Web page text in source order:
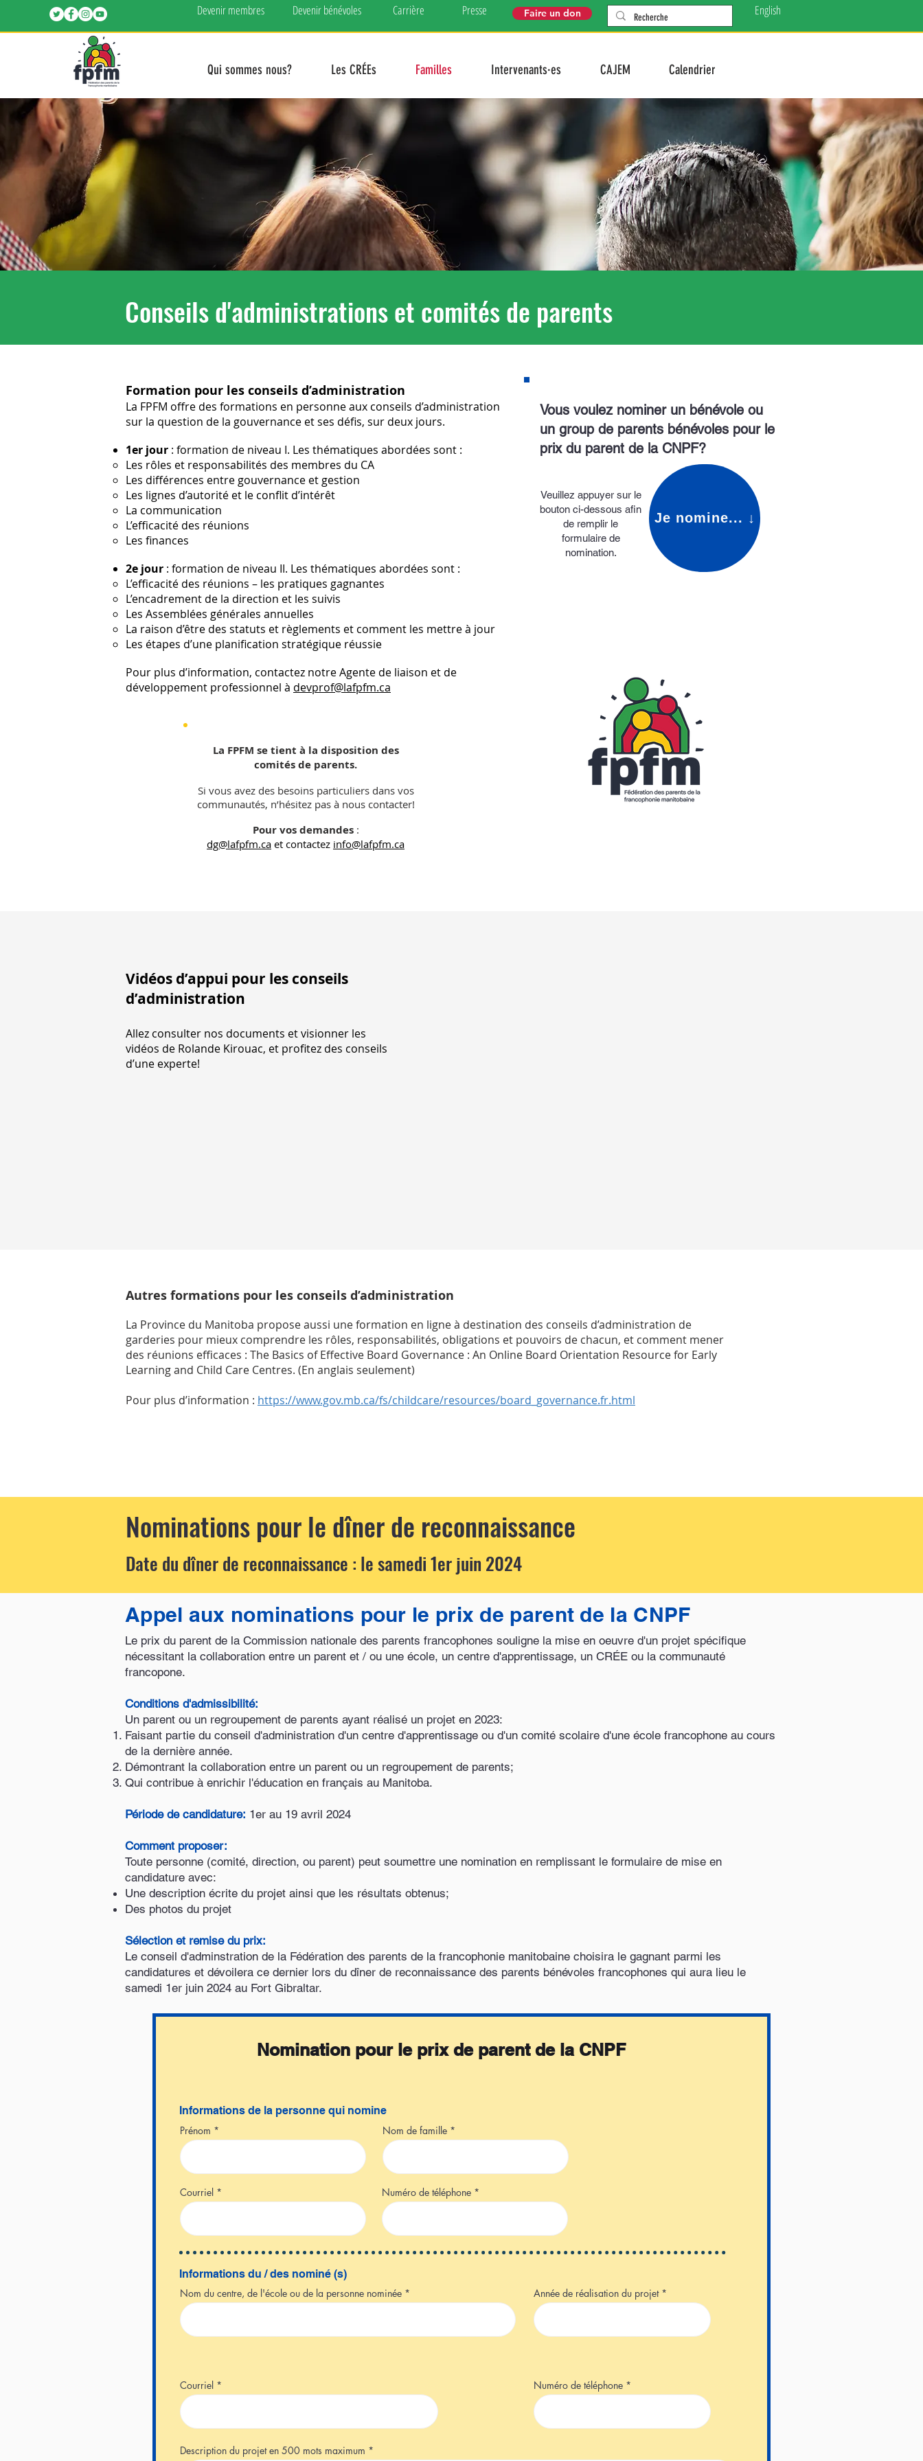
Devenir membres Devenir bénévoles Carrière Presse Faire un don English
Qui sommes nous? Les CRÉEs Familles Intervenants·es CAJEM Calendrier
Conseils d'administrations et comités de parents
Formation pour les conseils d’administration
La FPFM offre des formations en personne aux conseils d’administration
sur la question de la gouvernance et ses défis, sur deux jours.
1er jour : formation de niveau I. Les thématiques abordées sont :
Les rôles et responsabilités des membres du CA
Les différences entre gouvernance et gestion
Les lignes d’autorité et le conflit d’intérêt
La communication
L’efficacité des réunions
Les finances
2e jour : formation de niveau II. Les thématiques abordées sont :
L’efficacité des réunions – les pratiques gagnantes
L’encadrement de la direction et les suivis
Les Assemblées générales annuelles
La raison d’être des statuts et règlements et comment les mettre à jour
Les étapes d’une planification stratégique réussie
Pour plus d’information, contactez notre Agente de liaison et de
développement professionnel à devprof@lafpfm.ca
La FPFM se tient à la disposition des
comités de parents.
Si vous avez des besoins particuliers dans vos
communautés, n’hésitez pas à nous contacter!
Pour vos demandes :
dg@lafpfm.ca et contactez info@lafpfm.ca
Vous voulez nominer un bénévole ou
un group de parents bénévoles pour le
prix du parent de la CNPF?
Je nomine... ↓
Veuillez appuyer sur le
bouton ci-dessous afin
de remplir le
formulaire de
nomination.
Vidéos d’appui pour les conseils
d’administration
Allez consulter nos documents et visionner les
vidéos de Rolande Kirouac, et profitez des conseils
d’une experte!
Autres formations pour les conseils d’administration
La Province du Manitoba propose aussi une formation en ligne à destination des conseils d’administration de
garderies pour mieux comprendre les rôles, responsabilités, obligations et pouvoirs de chacun, et comment mener
des réunions efficaces : The Basics of Effective Board Governance : An Online Board Orientation Resource for Early
Learning and Child Care Centres. (En anglais seulement)
Pour plus d’information : https://www.gov.mb.ca/fs/childcare/resources/board_governance.fr.html
Nominations pour le dîner de reconnaissance
Date du dîner de reconnaissance : le samedi 1er juin 2024
Appel aux nominations pour le prix de parent de la CNPF
Le prix du parent de la Commission nationale des parents francophones souligne la mise en oeuvre d'un projet spécifique
nécessitant la collaboration entre un parent et / ou une école, un centre d'apprentissage, un CRÉE ou la communauté
francopone.
Conditions d'admissibilité:
Un parent ou un regroupement de parents ayant réalisé un projet en 2023:
Faisant partie du conseil d'administration d'un centre d'apprentissage ou d'un comité scolaire d'une école francophone au cours
de la dernière année.
Démontrant la collaboration entre un parent ou un regroupement de parents;
Qui contribue à enrichir l'éducation en français au Manitoba.
Période de candidature: 1er au 19 avril 2024
Comment proposer:
Toute personne (comité, direction, ou parent) peut soumettre une nomination en remplissant le formulaire de mise en
candidature avec:
Une description écrite du projet ainsi que les résultats obtenus;
Des photos du projet
Sélection et remise du prix:
Le conseil d'adminstration de la Fédération des parents de la francophonie manitobaine choisira le gagnant parmi les
candidatures et dévoilera ce dernier lors du dîner de reconnaissance des parents bénévoles francophones qui aura lieu le
samedi 1er juin 2024 au Fort Gibraltar.
Nomination pour le prix de parent de la CNPF
Informations de la personne qui nomine
Prénom
Nom de famille
Courriel Numéro de téléphone
Informations du / des nominé (s)
Nom du centre, de l'école ou de la personne nominée
Courriel
Année de réalisation du projet
Numéro de téléphone
Description du projet en 500 mots maximum